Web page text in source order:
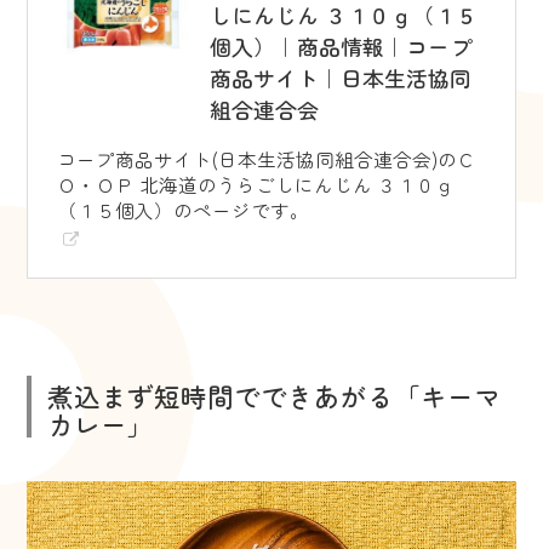
しにんじん ３１０ｇ（１５
個入）｜商品情報｜コープ
商品サイト｜日本生活協同
組合連合会
コープ商品サイト(日本生活協同組合連合会)のＣ
Ｏ・ＯＰ 北海道のうらごしにんじん ３１０ｇ
（１５個入）のページです。
煮込まず短時間でできあがる「キーマ
カレー」